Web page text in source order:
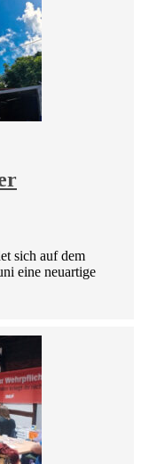
sich auf dem
eine neuartige